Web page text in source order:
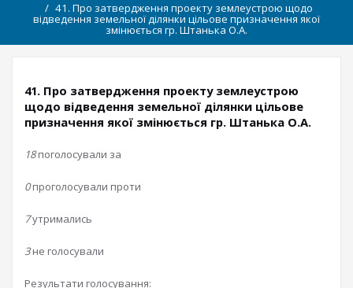
41. Про затвердження проекту землеустрою щодо
відведення земельної ділянки цільове призначення якої
змінюється гр. Штанька О.А.
41. Про затвердження проекту землеустрою
щодо відведення земельної ділянки цільове
призначення якої змінюється гр. Штанька О.А.
18поголосували за
0проголосували проти
7утримались
3не голосували
Результати голосування: